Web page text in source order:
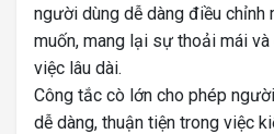
người dùng dễ dàng điều chỉnh
muốn, mang lại sự thoải mái
việc lâu dài.
Công tắc cò lớn cho phép
dễ dàng, thuận tiện trong việc